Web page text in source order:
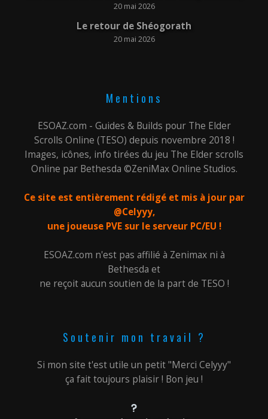
20 mai 2026
Le retour de Shéogorath
20 mai 2026
Mentions
ESOAZ.com - Guides & Builds pour The Elder
Scrolls Online (TESO) depuis novembre 2018 !
Images, icônes, info tirées du jeu The Elder scrolls
Online par Bethesda ©ZeniMax Online Studios.
Ce site est entièrement rédigé et mis à jour par
@Celyyy,
une joueuse PVE sur le serveur PC/EU !
ESOAZ.com n'est pas affilié à Zenimax ni à
Bethesda et
ne reçoit aucun soutien de la part de TESO !
Soutenir mon travail ?
Si mon site t'est utile un petit "Merci Celyyy"
ça fait toujours plaisir ! Bon jeu !